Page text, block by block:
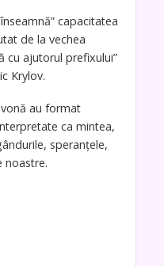
capacitatea
de la vechea
cu ajutorul prefixului”
Krylov.
au format
ca mintea,
speranțele,
noastre.